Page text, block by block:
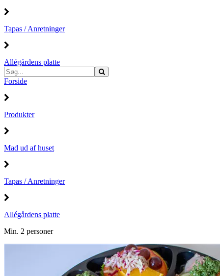
Tapas / Anretninger
Allégårdens platte
Forside
Produkter
Mad ud af huset
Tapas / Anretninger
Allégårdens platte
Min. 2 personer